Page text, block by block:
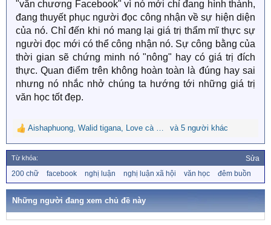
"văn chương Facebook" vì nó mới chỉ đang hình thành,
đang thuyết phục người đọc công nhận về sự hiện diện
của nó. Chỉ đến khi nó mang lại giá trị thẩm mĩ thực sự
người đọc mới có thể công nhận nó. Sự công bằng của
thời gian sẽ chứng minh nó "nông" hay có giá trị đích
thực. Quan điểm trên không hoàn toàn là đúng hay sai
nhưng nó nhắc nhở chúng ta hướng tới những giá trị
văn học tốt đẹp.
R
e
a
c
t
o
s
Aishaphuong, Walid tigana, Love cà phê sữa và 5 người khác
Từ khóa: Sửa
ừ
k
200 chữ facebook nghị luận nghị luận xã hội văn học đêm buồn
Những người đang xem chủ đề này